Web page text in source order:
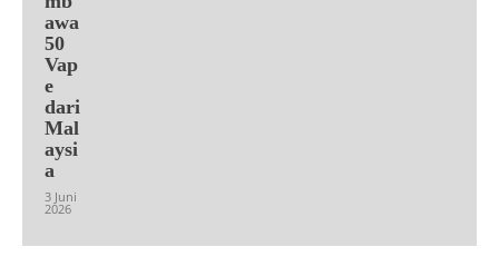
awa
50
Vap
e
dari
Mal
aysi
a
3 Juni
2026